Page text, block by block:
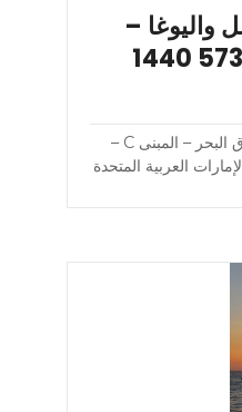
واليوغا –
مكاتب الساحة ، سوق البحر – المبنى C –
العربية المتحدة